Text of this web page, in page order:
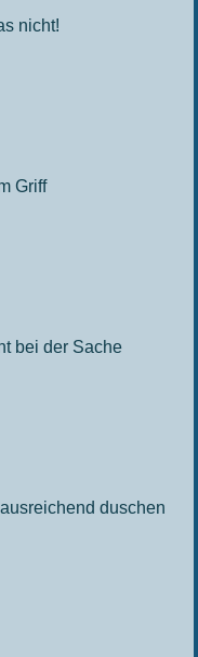
nicht!
Griff
bei der Sache
duschen